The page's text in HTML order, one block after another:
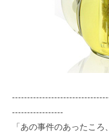
-----------------
「あの事件のあったこ